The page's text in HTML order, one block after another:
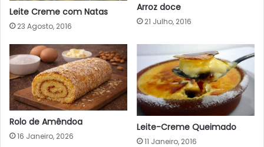
Leite Creme com Natas
23 Agosto, 2016
Arroz doce
21 Julho, 2016
Rolo de Amêndoa
16 Janeiro, 2026
Leite-Creme Queimado
11 Janeiro, 2016